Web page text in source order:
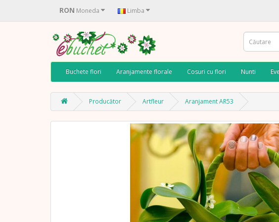
RON Moneda Limba
Buchete flori Aranjamente florale Cosuri cu flori Nunti
Producător Artfleur Aranjament AR53